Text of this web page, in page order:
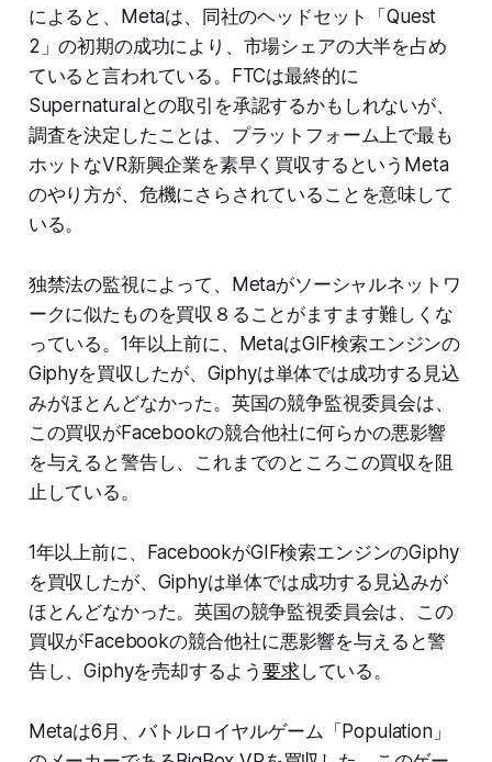
によると、Metaは、同社のヘッドセット「Quest
2」の初期の成功により、市場シェアの大半を占め
ていると言われている。FTCは最終的に
Supernaturalとの取引を承認するかもしれないが、
調査を決定したことは、プラットフォーム上で最も
ホットなVR新興企業を素早く買収するというMeta
のやり方が、危機にさらされていることを意味して
いる。
独禁法の監視によって、Metaがソーシャルネットワ
ークに似たものを買収８ることがますます難しくな
っている。1年以上前に、MetaはGIF検索エンジンの
Giphyを買収したが、Giphyは単体では成功する見込
みがほとんどなかった。英国の競争監視委員会は、
この買収がFacebookの競合他社に何らかの悪影響
を与えると警告し、これまでのところこの買収を阻
止している。
1年以上前に、FacebookがGIF検索エンジンのGiphy
を買収したが、Giphyは単体では成功する見込みが
ほとんどなかった。英国の競争監視委員会は、この
買収がFacebookの競合他社に悪影響を与えると警
告し、Giphyを売却するよう要求している。
Metaは6月、バトルロイヤルゲーム「Population」